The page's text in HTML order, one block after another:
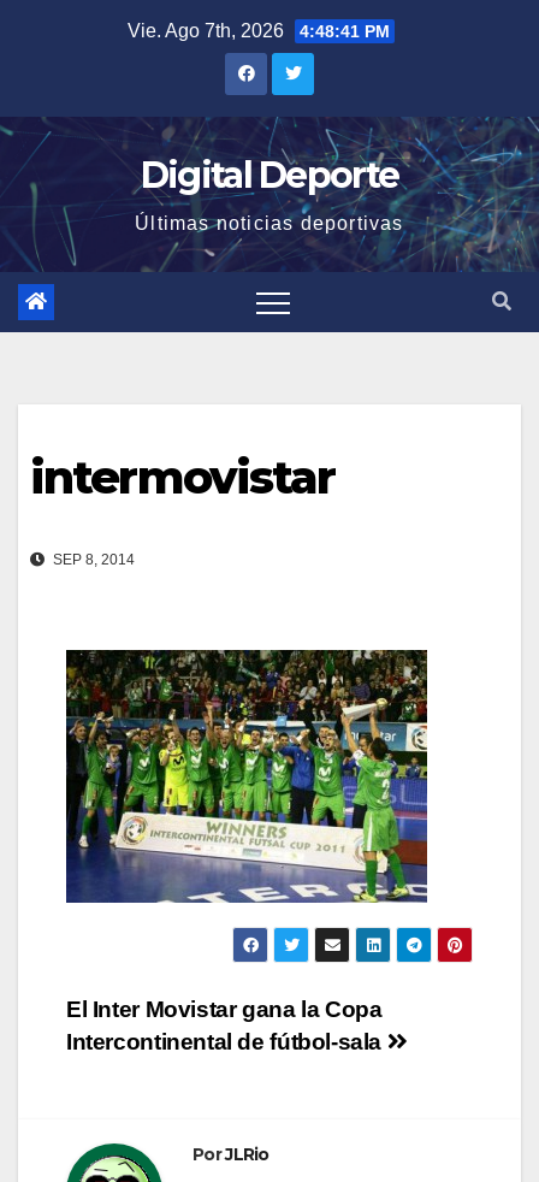
Vie. Ago 7th, 2026 4:48:42 PM
Digital Deporte
Últimas noticias deportivas
intermovistar
SEP 8, 2014
Navegación
El Inter Movistar gana la Copa
Intercontinental de fútbol-sala
PorJLRio